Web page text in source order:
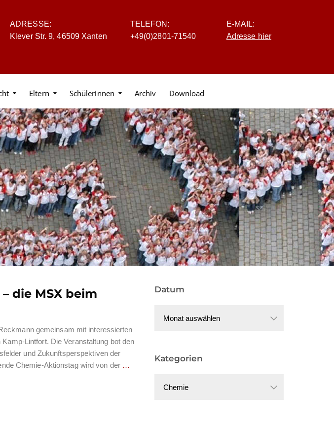
ADRESSE:
Klever Str. 9, 46509 Xanten
TELEFON:
+49(0)2801-71540
E-MAIL:
Adresse hier
Eltern Schülerinnen Archiv Download
die MSX beim
gemeinsam mit interessierten
Lintfort. Die Veranstaltung bot den
und Zukunftsperspektiven der
Chemie-Aktionstag wird von der …
Datum
Kategorien